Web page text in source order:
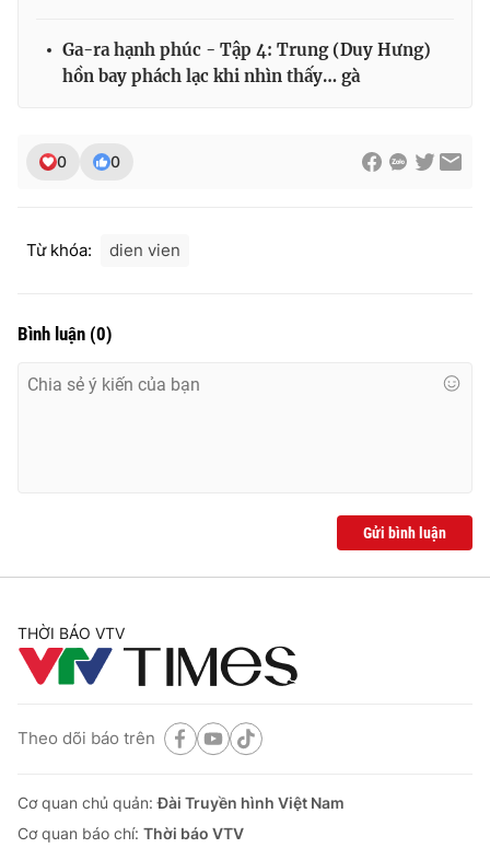
Ga-ra hạnh phúc - Tập 4: Trung (Duy Hưng)
hồn bay phách lạc khi nhìn thấy… gà
0 0
Từ khóa: dien vien
Bình luận (0)
Gửi bình luận
THỜI BÁO VTV
Theo dõi báo trên
Cơ quan chủ quản:Đài Truyền hình Việt Nam
Cơ quan báo chí: Thời báo VTV